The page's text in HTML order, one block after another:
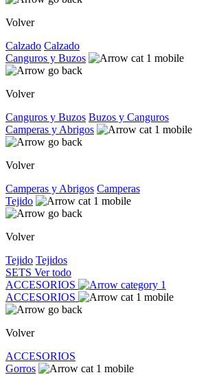
Volver
Calzado Calzado
Canguros y Buzos
Volver
Canguros y Buzos Buzos y Canguros
Camperas y Abrigos
Volver
Camperas y Abrigos Camperas
Tejido
Volver
Tejido Tejidos
SETS Ver todo
ACCESORIOS
ACCESORIOS
Volver
ACCESORIOS
Gorros